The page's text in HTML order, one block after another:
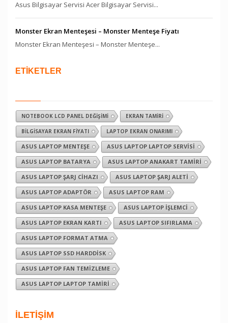
Asus Bilgisayar Servisi Acer Bilgisayar Servisi...
Monster Ekran Menteşesi – Monster Menteşe Fiyatı
Monster Ekran Menteşesi – Monster Menteşe...
ETİKETLER
NOTEBOOK LCD PANEL DEĞIŞIMI EKRAN TAMIRI
BILGISAYAR EKRAN FIYATI LAPTOP EKRAN ONARIMI
ASUS LAPTOP MENTEŞE
ASUS LAPTOP LAPTOP SERVISI
ASUS LAPTOP BATARYA
ASUS LAPTOP ANAKART TAMIRI
ASUS LAPTOP ŞARJ CIHAZI
ASUS LAPTOP ŞARJ ALETI
ASUS LAPTOP ADAPTÖR
ASUS LAPTOP RAM
ASUS LAPTOP KASA MENTEŞE
ASUS LAPTOP İŞLEMCI
ASUS LAPTOP EKRAN KARTI
ASUS LAPTOP SIFIRLAMA
ASUS LAPTOP FORMAT ATMA
ASUS LAPTOP SSD HARDDISK
ASUS LAPTOP FAN TEMIZLEME
ASUS LAPTOP LAPTOP TAMIRI
İLETİŞİM